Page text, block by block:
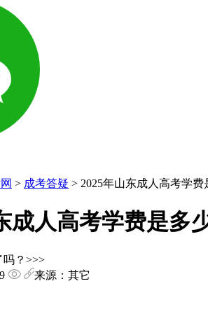
> 成考答疑 > 2025年山东成人高考学费
成人高考学费是多
吗？>>>
来源：其它